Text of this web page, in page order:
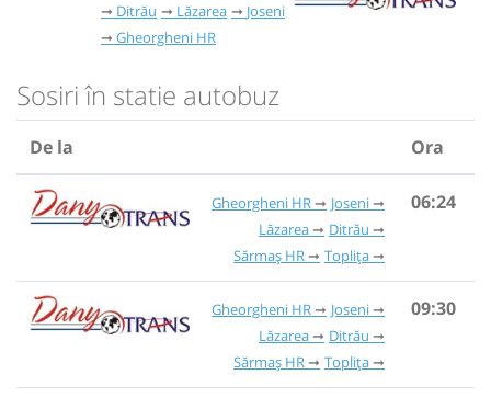
Ditrău
Lăzarea
Joseni
Gheorgheni HR
Sosiri în statie autobuz
De la Ora
Gheorgheni HR
Joseni
Lăzarea
Ditrău
Sărmaș HR
Toplița
06:24
Gheorgheni HR
Joseni
Lăzarea
Ditrău
Sărmaș HR
Toplița
09:30